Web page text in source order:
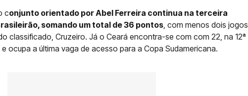
conjunto orientado por Abel Ferreira continua na terceira
somando um total de 36 pontos , com menos dois jogos
classificado, Cruzeiro. Já o Ceará encontra-se com com 22, na 12ª
ocupa a última vaga de acesso para a Copa Sudamericana.